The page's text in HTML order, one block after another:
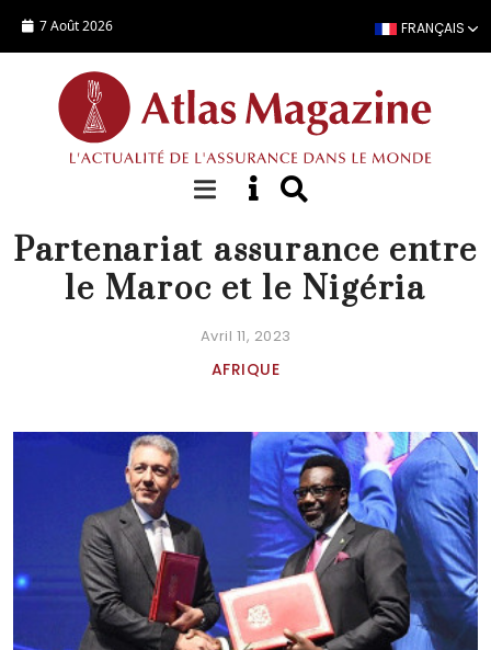
7 Août 2026 FRANÇAIS
ACTUALITÉ
Partenariat assurance entre
le Maroc et le Nigéria
Avril 11, 2023
AFRIQUE